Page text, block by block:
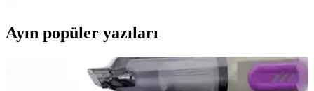
Ayın popüler yazıları